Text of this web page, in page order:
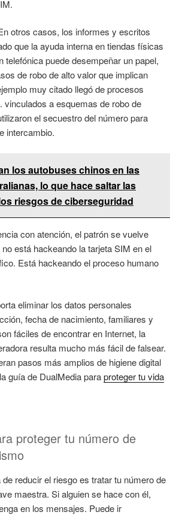
otros casos, los informes y escritos
que la ayuda interna en tiendas físicas
telefónica puede desempeñar un papel,
de robo de alto valor que implican
muy citado llegó de procesos
vinculados a esquemas de robo de
el secuestro del número para
intercambio.
los autobuses chinos en las
lo que hace saltar las
riesgos de ciberseguridad
con atención, el patrón se vuelve
está hackeando la tarjeta SIM en el
Está hackeando el proceso humano
eliminar los datos personales
fecha de nacimiento, familiares y
fáciles de encontrar en Internet, la
resulta mucho más fácil de falsear.
pasos más amplios de higiene digital
guía de DualMedia paraproteger tu vida
proteger tu número de
reducir el riesgo es tratar tu número de
maestra. Si alguien se hace con él,
en los mensajes. Puede ir